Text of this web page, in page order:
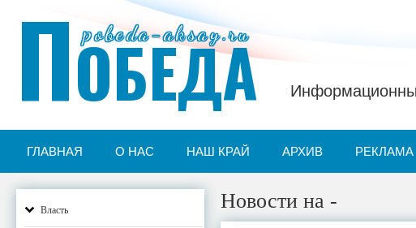
pobeda-aksay.ru
ПОБЕДА
ГЛАВНАЯ О НАС НАШ КРАЙ АРХИВ РЕКЛАМА
Власть Новости на -